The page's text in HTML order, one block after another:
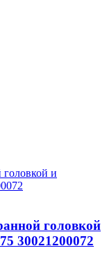
головкой
30021200072